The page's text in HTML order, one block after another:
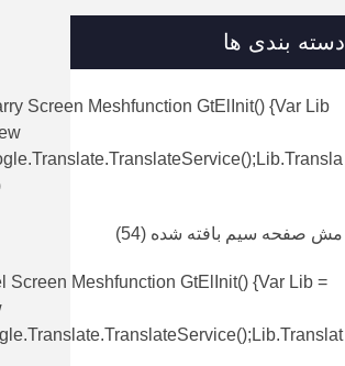
دسته بندی ها
Screen Meshfunction GtElInit() {var Lib
مش صفحه سیم بافته شده (54)
Screen Meshfunction GtElInit() {var Lib =